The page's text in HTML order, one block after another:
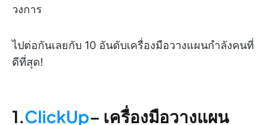
วงการ
ไปต่อกันเลยกับ 10 อันดับเครื่องมือวางแผนกำลังคนที่
ดีที่สุด!
1.ClickUp– เครื่องมือวางแผน